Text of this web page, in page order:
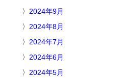
2024年9月
2024年8月
2024年7月
2024年6月
2024年5月